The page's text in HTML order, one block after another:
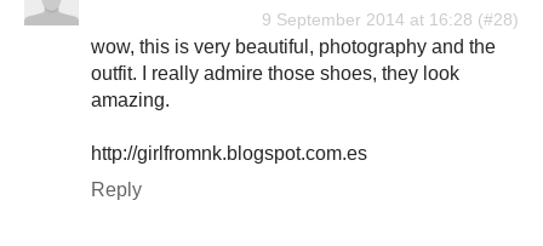
9 September 2014 at 16:28
wow, this is very beautiful, photography and the
outfit. I really admire those shoes, they look
amazing.
http://girlfromnk.blogspot.com.es
Reply